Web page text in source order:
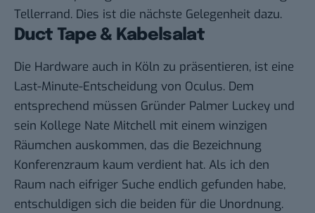
Tellerrand. Dies ist die nächste Gelegenheit dazu.
Duct Tape & Kabelsalat
Die Hardware auch in Köln zu präsentieren, ist eine
Last-Minute-Entscheidung von Oculus. Dem
entsprechend müssen Gründer Palmer Luckey und
sein Kollege Nate Mitchell mit einem winzigen
Räumchen auskommen, das die Bezeichnung
Konferenzraum kaum verdient hat. Als ich den
Raum nach eifriger Suche endlich gefunden habe,
entschuldigen sich die beiden für die Unordnung.